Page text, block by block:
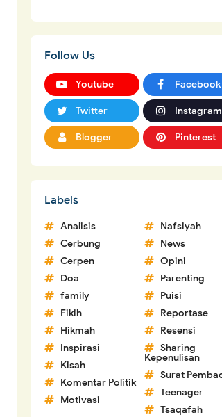
Follow Us
Youtube Facebook
Twitter Instagram
Blogger Pinterest
Labels
Analisis
Cerbung
Cerpen
Doa
family
Fikih
Hikmah
Inspirasi
Kisah
Komentar Politik
Motivasi
Nafsiyah
News
Opini
Parenting
Puisi
Reportase
Resensi
Sharing
Kepenulisan
Surat
Teenager
Tsaqafah